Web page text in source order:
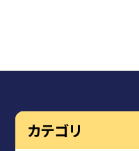
カテゴリ